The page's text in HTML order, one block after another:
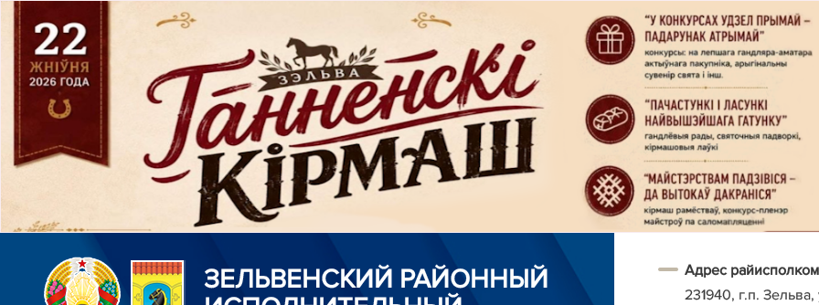
ЗЕЛЬВЕНСКИЙ РАЙОННЫЙ
Адрес
231940, г.п.